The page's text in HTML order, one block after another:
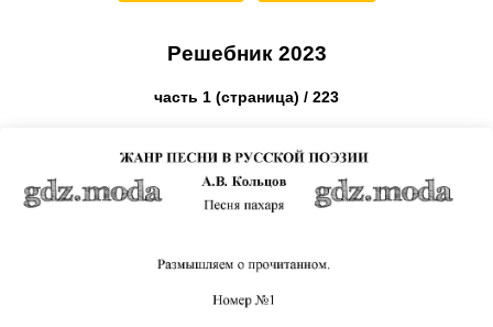
Решебник 2023
часть 1 (страница) / 223